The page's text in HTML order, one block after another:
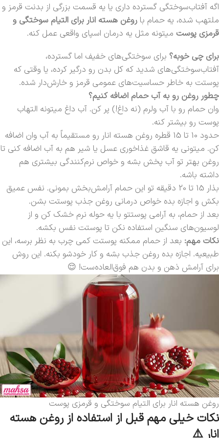
اگه آفتاب‌سوختگی گسترده داری یا یه قسمت بزرگی از بدنت قرمز و
ملتهب شده، یه حمام باروغن هسته انار برای التیام سوختگی‌ و
قرمزی‌ پوست میتونه مثل یه درمان اسپای واقعی عمل کنه.
برای چی خوبه؟ برای سوختگی‌های خفیف اما گسترده،
آفتاب‌سوختگی‌های شدید که کل بدن رو درگیر کرده، یا وقتی که
پوستت به خاطر حساسیت‌های عمومی قرمز و خارش‌دار شده.
چطور روغن رو به آب حمام اضافه کنیم؟
وان حمام رو با آب ولرم (نه داغ!) پر کن. آب داغ میتونه التهاب
پوست رو بیشتر کنه.
حدود 10 تا 15 قطره روغن هسته انار رو مستقیماً به آب وان اضافه
کن. میتونی یه قاشق غذاخوری عسل یا شیر هم به آب اضافه کنی تا
روغن بهتر تو آب پخش بشه و خواص نرم‌کنندگی بیشتری هم
داشته باشه.
بذار 15 تا 20 دقیقه تو این حمام آرامش‌بخش بمونی. نفس عمیق
بکش و اجازه بده خواص درمانی روغن جذب پوستت بشن.
بعد از حمام، به آرامی پوستتو با یه حوله نرم خشک کن و از
لوسیون‌های سنگین استفاده نکن تا پوستت نفس بکشه.
نکات مهم: بعد از حمام ممکنه پوستت کمی چرب به نظر برسه، این
طبیعیه. اجازه بده روغن جذب بشه و کار خودشو بکنه. این روش
برای آرامش ذهن و بدن هم فوق‌العاده‌ست! 😌
روغن هسته انار برای التیام سوختگی‌ و قرمزی‌ پوست
نکات خیلی مهم قبل از استفاده از روغن هسته